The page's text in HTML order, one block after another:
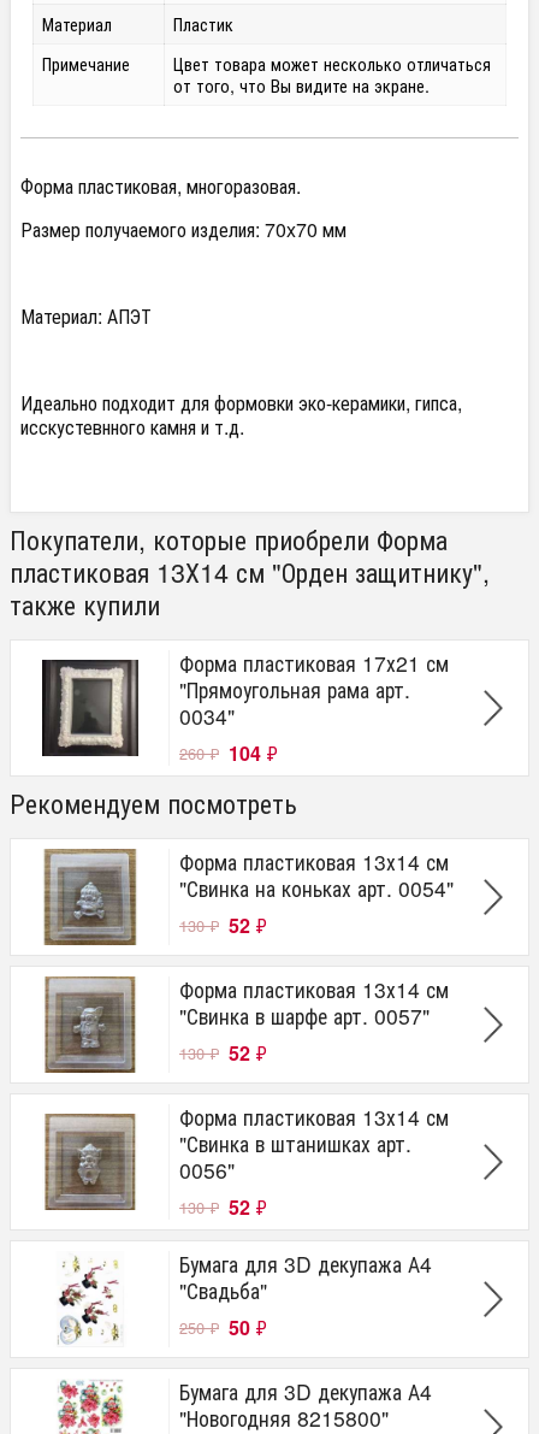
Материал
Пластик
Примечание
Цвет товара может несколько отличаться
от того, что Вы видите на экране.
Форма пластиковая, многоразовая.
Размер получаемого изделия: 70x70 мм
Материал: АПЭТ
Идеально подходит для формовки эко-керамики, гипса,
исскустевнного камня и т.д.
Покупатели, которые приобрели Форма
пластиковая 13Х14 см "Орден защитнику",
также купили
Форма пластиковая 17х21 см
"Прямоугольная рама арт.
0034"
260₽ 104 ₽
Рекомендуем посмотреть
Форма пластиковая 13х14 см
"Свинка на коньках арт. 0054"
130₽ 52 ₽
Форма пластиковая 13х14 см
"Свинка в шарфе арт. 0057"
130₽ 52 ₽
Форма пластиковая 13х14 см
"Свинка в штанишках арт.
0056"
130₽ 52 ₽
Бумага для 3D декупажа А4
"Свадьба"
250₽ 50 ₽
Бумага для 3D декупажа А4
"Новогодняя 8215800"